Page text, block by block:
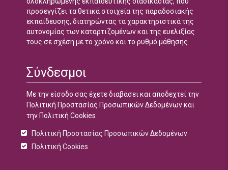
προσεγγίζει τα θετικά στοιχεία της παραδοσιακής
εκπαίδευσης, διατηρώντας τα χαρακτηριστικά της
αυτονομίας των καταρτιζομένων και της ευελιξίας
τους σε σχέση με το χρόνο και το ρυθμό μάθησης.
Σύνδεσμοι
Με την είσοδο σας έχετε διαβάσει και αποδεχτεί την
Πολιτική Προστασίας Προσωπικών Δεδομένων και
την Πολιτική Cookies
Πολιτική Προστασίας Προσωπικών Δεδομένων
Πολιτική Cookies